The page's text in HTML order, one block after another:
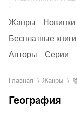
Жанры Новинки
Бесплатные книги
Авторы
Серии
Главная Жанры
География